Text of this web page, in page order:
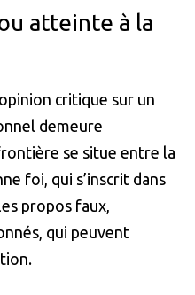
atteinte à la
critique sur un
demeure
se situe entre la
foi, qui s’inscrit dans
propos faux,
qui peuvent